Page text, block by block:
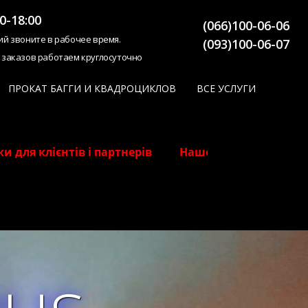
18:00
звоните в рабочее время.
работаем круглосуточно
(066)100-06-06
(093)100-06-07
ПРОКАТ БАГГИ И КВАДРОЦИКЛОВ ВСЕ УСЛУГИ
Наше СТО! Знижки для клієнтів і